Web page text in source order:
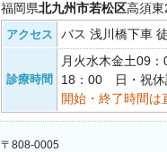
福岡県北九州市若松区高須
アクセス バス 浅川橋下車
診療時間
月火水木金土09
18：00 日・祝休
開始・終了時間は
〒808-0005